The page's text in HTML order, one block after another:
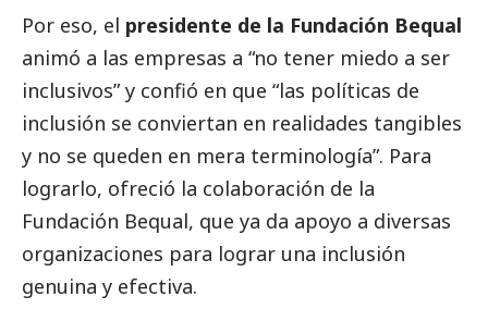
Por eso, el presidente de la Fundación Bequal
animó a las empresas a “no tener miedo a ser
inclusivos” y confió en que “las políticas de
inclusión se conviertan en realidades tangibles
y no se queden en mera terminología”. Para
lograrlo, ofreció la colaboración de la
Fundación Bequal, que ya da apoyo a diversas
organizaciones para lograr una inclusión
genuina y efectiva.